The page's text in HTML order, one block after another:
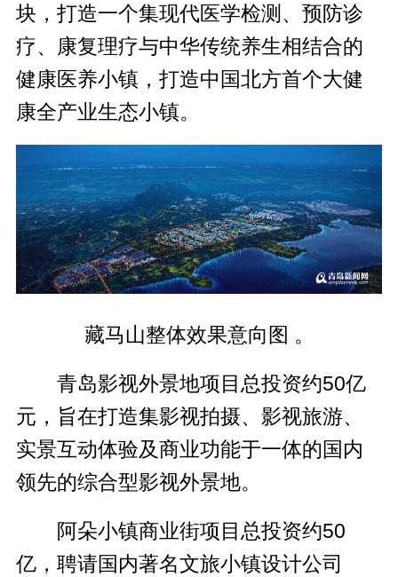
块，打造一个集现代医学检测、预防诊
疗、康复理疗与中华传统养生相结合的
健康医养小镇，打造中国北方首个大健
康全产业生态小镇。
藏马山整体效果意向图 。
青岛影视外景地项目总投资约50亿
元，旨在打造集影视拍摄、影视旅游、
实景互动体验及商业功能于一体的国内
领先的综合型影视外景地。
阿朵小镇商业街项目总投资约50
亿，聘请国内著名文旅小镇设计公司